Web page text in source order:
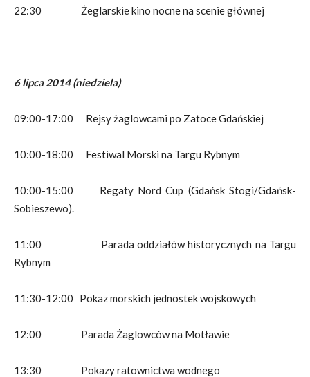
22:30 Żeglarskie kino nocne na scenie głównej
6 lipca 2014 (niedziela)
09:00-17:00 Rejsy żaglowcami po Zatoce Gdańskiej
10:00-18:00 Festiwal Morski na Targu Rybnym
10:00-15:00 Regaty Nord Cup (Gdańsk Stogi/Gdańsk-
Sobieszewo).
11:00 Parada oddziałów historycznych na Targu
Rybnym
11:30-12:00 Pokaz morskich jednostek wojskowych
12:00 Parada Żaglowców na Motławie
13:30 Pokazy ratownictwa wodnego